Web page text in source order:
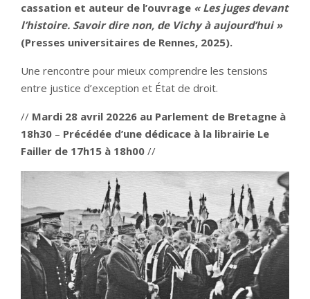
cassation et auteur de l’ouvrage « Les juges devant
l’histoire. Savoir dire non, de Vichy à aujourd’hui »
(Presses universitaires de Rennes, 2025).
Une rencontre pour mieux comprendre les tensions
entre justice d’exception et État de droit.
// Mardi 28 avril 20226 au Parlement de Bretagne à
18h30 – Précédée d’une dédicace à la librairie Le
Failler de 17h15 à 18h00 //